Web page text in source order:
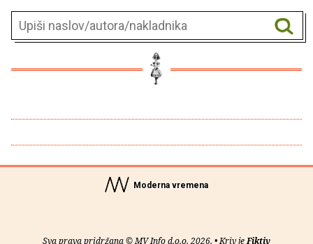
Moderna vremena
Sva prava pridržana © MV Info d.o.o. 2026. • Kriv jeFiktiv